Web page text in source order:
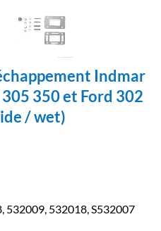
Indmar
350 et Ford 302
/ wet)
532009, 532018, S532007